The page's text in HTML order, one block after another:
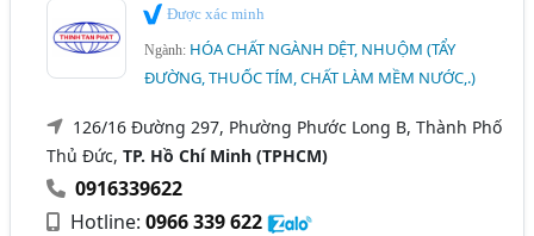
Được xác minh
Ngành: HÓA CHẤT NGÀNH DỆT, NHUỘM (TẨY
ĐƯỜNG, THUỐC TÍM, CHẤT LÀM MỀM NƯỚC,.)
126/16 Đường 297, Phường Phước Long B, Thành Phố
Thủ Đức,TP. Hồ Chí Minh (TPHCM)
0916339622
Hotline:0966 339 622